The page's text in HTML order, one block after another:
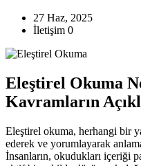
27 Haz, 2025
İletişim 0
Eleştirel Okuma
Kavramların
Eleştirel okuma, herhangi bir
ederek ve yorumlayarak
İnsanların, okudukları içeriği